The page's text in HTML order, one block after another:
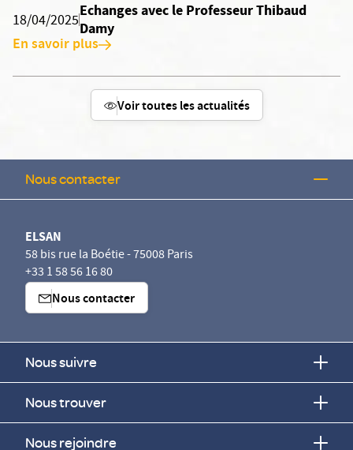
18/04/2025
Echanges avec le Professeur Thibaud
Damy
En savoir plus
Voir toutes les actualités
Nous contacter
ELSAN
58 bis rue la Boétie - 75008 Paris
+33 1 58 56 16 80
Nous contacter
Nous suivre
Nous trouver
Nous rejoindre